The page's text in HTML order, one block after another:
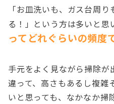
「お皿洗いも、ガス台周
る！」という方は多いと思
ってどれぐらいの頻度
手元をよく見ながら掃除が
違って、高さもあるし複雑
いと思っても、なかなか掃